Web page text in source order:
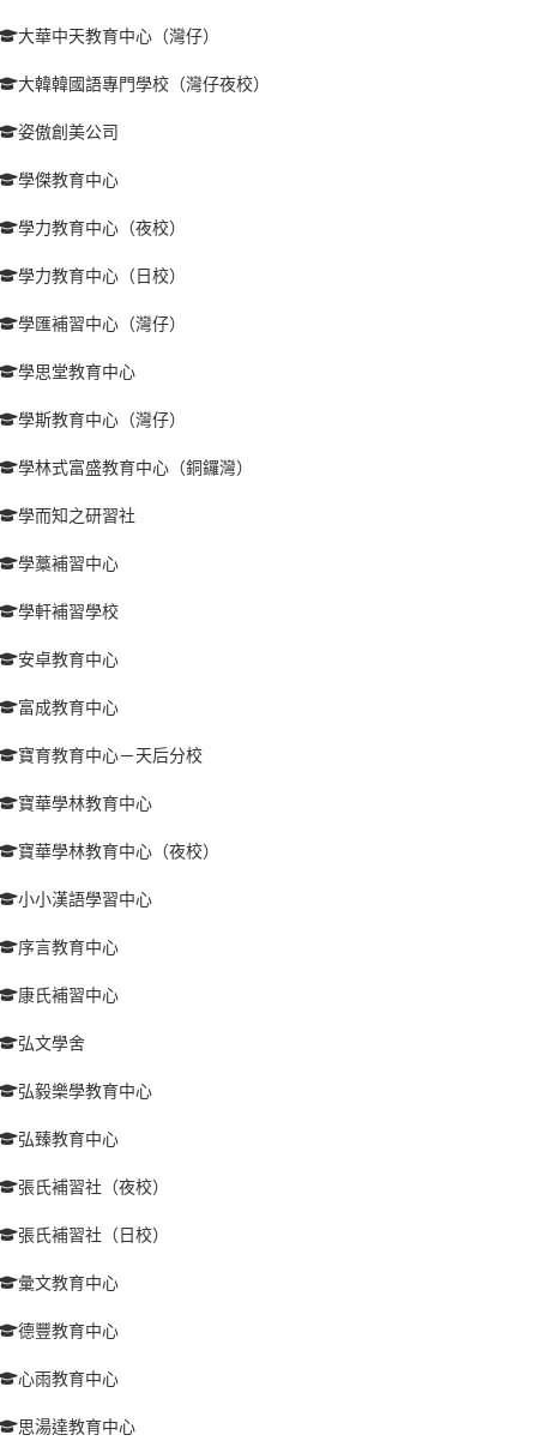
大華中天教育中心（灣仔）
大韓韓國語專門學校（灣仔夜校）
姿傲創美公司
學傑教育中心
學力教育中心（夜校）
學力教育中心（日校）
學匯補習中心（灣仔）
學思堂教育中心
學斯教育中心（灣仔）
學林式富盛教育中心（銅鑼灣）
學而知之研習社
學藁補習中心
學軒補習學校
安卓教育中心
富成教育中心
寶育教育中心－天后分校
寶華學林教育中心
寶華學林教育中心（夜校）
小小漢語學習中心
序言教育中心
康氏補習中心
弘文學舍
弘毅樂學教育中心
弘臻教育中心
張氏補習社（夜校）
張氏補習社（日校）
彙文教育中心
德豐教育中心
心雨教育中心
思湯達教育中心